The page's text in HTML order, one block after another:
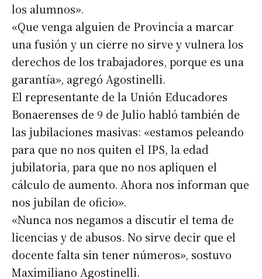
Suscribirme gratis
*
los alumnos».
«Que venga alguien de Provincia a marcar
una fusión y un cierre no sirve y vulnera los
derechos de los trabajadores, porque es una
garantía», agregó Agostinelli.
El representante de la Unión Educadores
Bonaerenses de 9 de Julio habló también de
las jubilaciones masivas: «estamos peleando
para que no nos quiten el IPS, la edad
jubilatoria, para que no nos apliquen el
cálculo de aumento. Ahora nos informan que
nos jubilan de oficio».
«Nunca nos negamos a discutir el tema de
licencias y de abusos. No sirve decir que el
docente falta sin tener números», sostuvo
Maximiliano Agostinelli.